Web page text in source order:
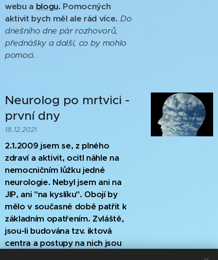
webu a blogu. Pomocných
aktivit bych měl ale rád více. Do
dnešního dne pár rozhovorů,
přednášky a další, co by mohlo
pomoci.
Neurolog po mrtvici -
první dny
18.12.2021
2.1.2009 jsem se, z plného
zdraví a aktivit, ocitl náhle na
nemocničním lůžku jedné
neurologie. Nebyl jsem ani na
JIP, ani "na kyslíku". Obojí by
mělo v současné době patřit k
základním opatřením. Zvláště,
jsou-li budována tzv. iktová
centra a postupy na nich jsou